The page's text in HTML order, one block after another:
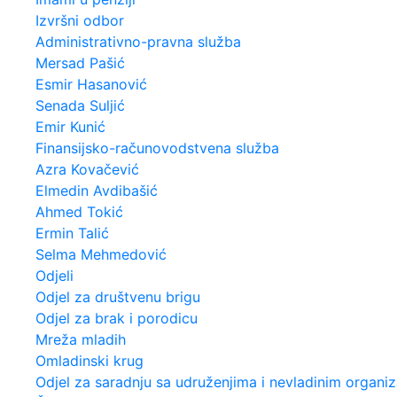
Izvršni odbor
Administrativno-pravna služba
Mersad Pašić
Esmir Hasanović
Senada Suljić
Emir Kunić
Finansijsko-računovodstvena služba
Azra Kovačević
Elmedin Avdibašić
Ahmed Tokić
Ermin Talić
Selma Mehmedović
Odjeli
Odjel za društvenu brigu
Odjel za brak i porodicu
Mreža mladih
Omladinski krug
Odjel za saradnju sa udruženjima i nevladinim